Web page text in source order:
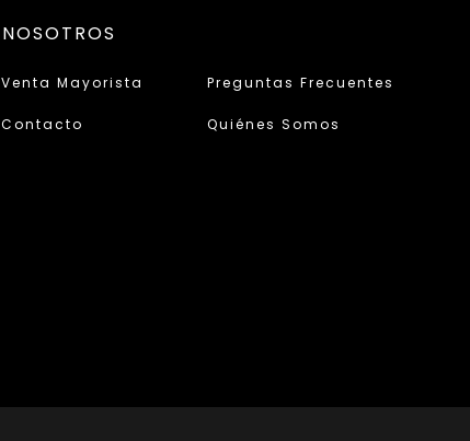
NOSOTROS
Venta Mayorista
Contacto
Preguntas Frecuentes
Quiénes Somos